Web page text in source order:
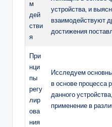
м
дей
стви
я
устройства, и
взаимодействуют
достижения
При
нци
пы
регу
лир
ова
ния
Исследуем
в основе процесса
данного
применение в